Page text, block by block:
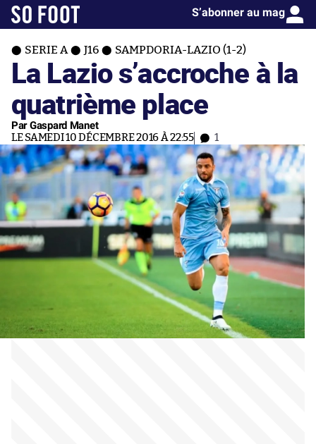
S’abonner au mag
SERIE A J16 SAMPDORIA-LAZIO (1-2)
La Lazio s’accroche à la
quatrième place
Par Gaspard Manet
LE SAMEDI 10 DÉCEMBRE 2016 À 22:55 1